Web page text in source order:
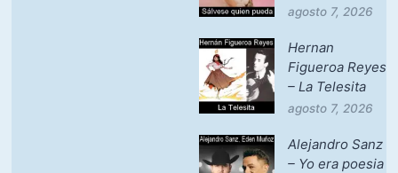
agosto 7, 2026
Hernan
Figueroa Reyes
– La Telesita
agosto 7, 2026
Alejandro Sanz
– Yo era poesia